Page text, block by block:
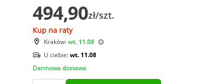
494,90zł/szt.
Kup na raty
Kraków:wt. 11.08
U ciebie:wt. 11.08
Darmowa dostawa